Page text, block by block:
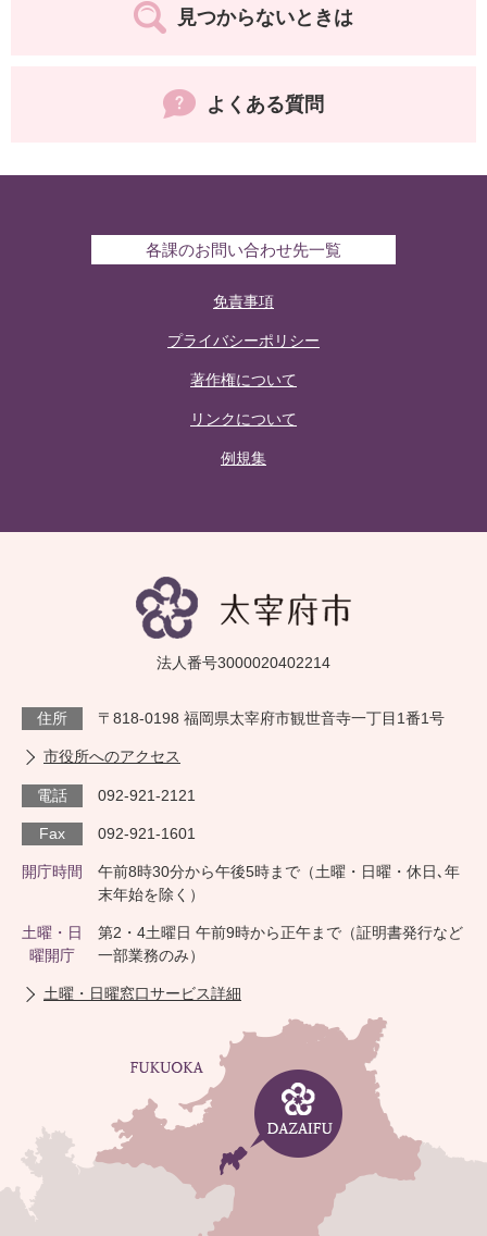
見つからないときは
よくある質問
各課のお問い合わせ先一覧
免責事項
プライバシーポリシー
著作権について
リンクについて
例規集
法人番号3000020402214
住所 〒818-0198 福岡県太宰府市観世音寺一丁目1番1号
市役所へのアクセス
電話 092-921-2121
Fax 092-921-1601
開庁時間
午前8時30分から午後5時まで（土曜・日曜・休日､年
末年始を除く）
土曜・日
曜開庁
第2・4土曜日 午前9時から正午まで（証明書発行など
一部業務のみ）
土曜・日曜窓口サービス詳細